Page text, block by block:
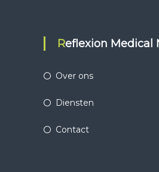
Reflexion
Over ons
Diensten
Contact